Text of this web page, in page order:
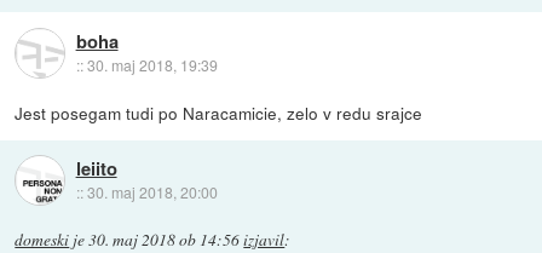
boha
::30. maj 2018, 19:39
Jest posegam tudi po Naracamicie, zelo v redu srajce
leiito
::30. maj 2018, 20:00
domeski je30. maj 2018 ob 14:56izjavil: